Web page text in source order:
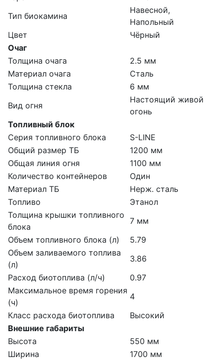
Тип биокамина
Навесной,
Напольный
Цвет
Чёрный
Очаг
Толщина очага
2.5 мм
Материал очага
Сталь
Толщина стекла
6 мм
Вид огня
Настоящий живой
огонь
Топливный блок
Серия топливного блока
S-LINE
Общий размер ТБ
1200 мм
Общая линия огня
1100 мм
Количество контейнеров
Один
Материал ТБ
Нерж. сталь
Топливо
Этанол
Толщина крышки топливного
блока
7 мм
Объем топливного блока (л)
5.79
Объем заливаемого топлива
(л)
3.86
Расход биотоплива (л/ч)
0.97
Максимальное время горения
(ч)
4
Класс расхода биотоплива
Высокий
Внешние габариты
Высота
550 мм
Ширина
1700 мм